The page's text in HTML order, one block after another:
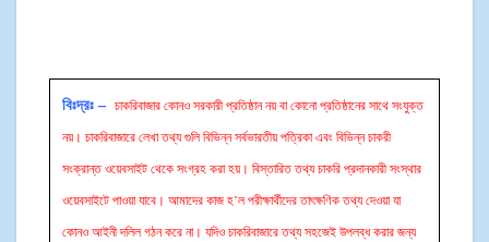
বিঃদ্রঃ – চাকরিবাজার কোনও সরকারী প্রতিষ্ঠান নয় বা কোনো প্রতিষ্ঠানের সাথে সংযুক্ত
নয়। চাকরিবাজারে লেখা তথ্য গুলি বিভিন্ন সর্বভারতীয় পত্রিকা এবং বিভিন্ন চাকরী
সংক্রান্ত ওয়েবসাইট থেকে সংগ্রহ করা হয়। বিস্তারিত তথ্য চাকরি প্রদানকারী সংস্থার
ওয়েবসাইটে পাওয়া যাবে। আমাদের কাজ হ’ল পরীক্ষার্থীদের তাৎক্ষণিক তথ্য দেওয়া যা
কোনও আইনী দলিল গঠন করে না। যদিও চাকরিবাজারে তথ্য সহজেই উপলব্ধ করার জন্য